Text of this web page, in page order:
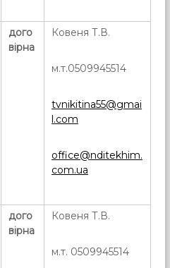
дого
вірна
Ковеня Т.В.
м.т.0509945514
tvnikitina55@gmai
l.com
office@nditekhim.
com.ua
дого
вірна
Ковеня Т.В.
м.т. 0509945514